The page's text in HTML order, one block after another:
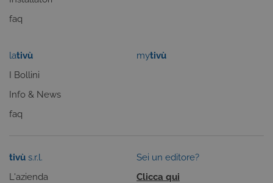
faq
lativù
I Bollini
Info & News
faq
mytivù
tivù s.r.l.
L'azienda
Sei un editore?
Clicca qui
Dominio